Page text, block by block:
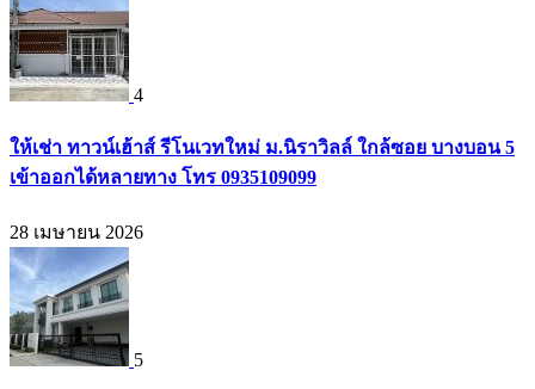
4
ให้เช่า ทาวน์เฮ้าส์ รีโนเวทใหม่ ม.นิราวิลล์ ใกล้ซอย บางบอน 5
เข้าออกได้หลายทาง โทร 0935109099
28 เมษายน 2026
5